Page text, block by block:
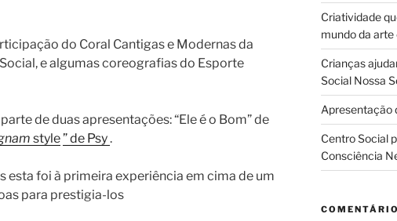
do Coral Cantigas e Modernas da
e algumas coreografias do Esporte
de duas apresentações: “Ele é o Bom” de
style ” de Psy.
esta foi à primeira experiência em cima de um
para prestigia-los
Criatividade
mundo da
Crianças
Social Nossa
Apresentação
Centro Social
Consciência